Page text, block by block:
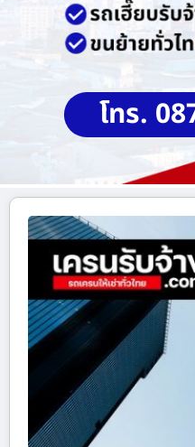
โทร.